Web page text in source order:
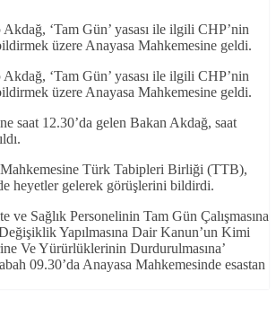
Akdağ, ‘Tam Gün’ yasası ile ilgili CHP’nin
üzere Anayasa Mahkemesine geldi.
Akdağ, ‘Tam Gün’ yasası ile ilgili CHP’nin
üzere Anayasa Mahkemesine geldi.
saat 12.30’da gelen Bakan Akdağ, saat
Türk Tabipleri Birliği (TTB),
heyetler gelerek görüşlerini bildirdi.
ve Sağlık Personelinin Tam Gün Çalışmasına
Yapılmasına Dair Kanun’un Kimi
Ve Yürürlüklerinin Durdurulmasına’
09.30’da Anayasa Mahkemesinde esastan